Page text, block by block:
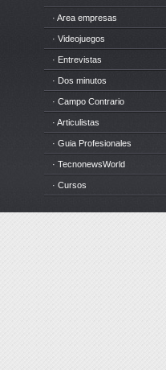
· Area empresas
· Videojuegos
· Entrevistas
· Dos minutos
· Campo Contrario
· Articulistas
· Guia Profesionales
· TecnonewsWorld
· Cursos